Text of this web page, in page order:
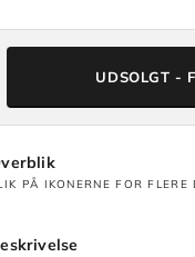
UDSOLGT -
PÅ IKONERNE FOR FLERE